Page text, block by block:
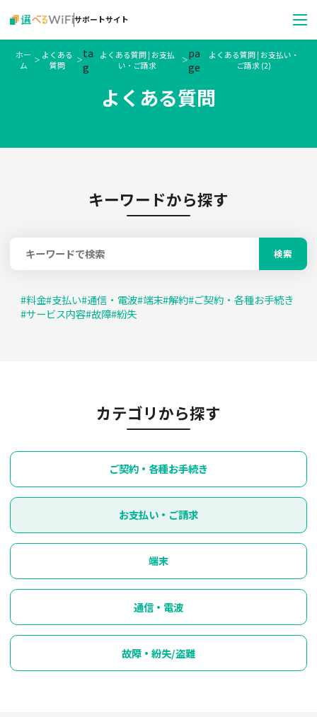
サポートサイト
ホー
ム
＞ よくある
質問
＞ta
g
よくある質問 | お支払
い・ご請求
＞pa
ge
よくある質問 | お支払い・
ご請求 (2)
よくある質問
キーワードから探す
検索
#料金#支払い#通信・電波#端末#解約#ご契約・各種お手続き
#サービス内容#故障#紛失
カテゴリから探す
ご契約・各種お手続き
お支払い・ご請求
端末
通信・電波
故障・紛失/盗難